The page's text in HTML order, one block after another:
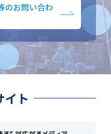
のお問い合わ
イト